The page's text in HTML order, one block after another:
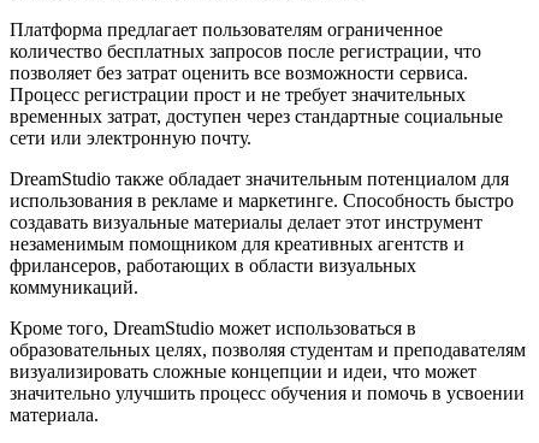
Платформа предлагает пользователям ограниченное
количество бесплатных запросов после регистрации, что
позволяет без затрат оценить все возможности сервиса.
Процесс регистрации прост и не требует значительных
временных затрат, доступен через стандартные социальные
сети или электронную почту.
DreamStudio также обладает значительным потенциалом для
использования в рекламе и маркетинге. Способность быстро
создавать визуальные материалы делает этот инструмент
незаменимым помощником для креативных агентств и
фрилансеров, работающих в области визуальных
коммуникаций.
Кроме того, DreamStudio может использоваться в
образовательных целях, позволяя студентам и преподавателям
визуализировать сложные концепции и идеи, что может
значительно улучшить процесс обучения и помочь в усвоении
материала.